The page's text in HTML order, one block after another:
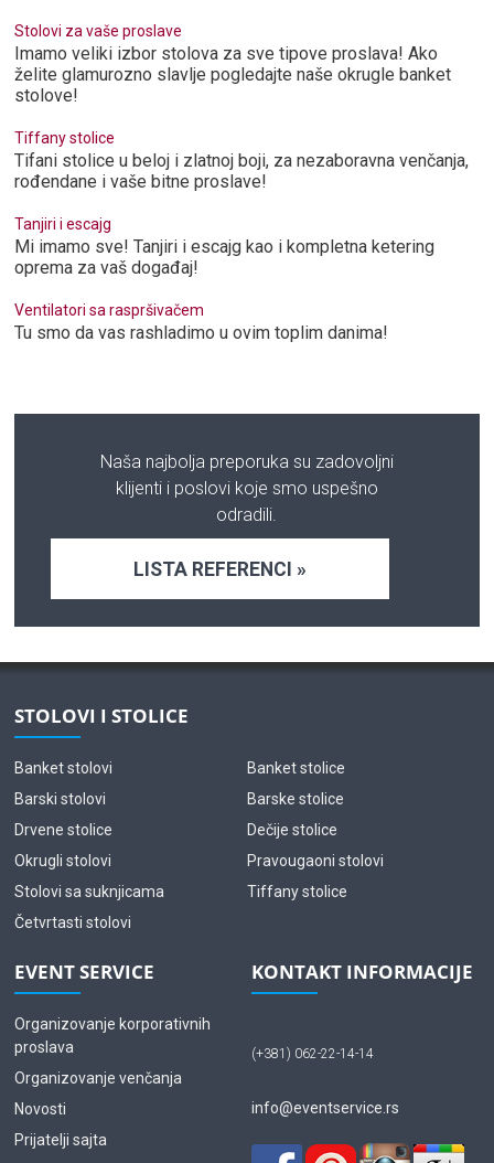
Stolovi za vaše proslave
Imamo veliki izbor stolova za sve tipove proslava! Ako
želite glamurozno slavlje pogledajte naše okrugle banket
stolove!
Tiffany stolice
Tifani stolice u beloj i zlatnoj boji, za nezaboravna venčanja,
rođendane i vaše bitne proslave!
Tanjiri i escajg
Mi imamo sve! Tanjiri i escajg kao i kompletna ketering
oprema za vaš događaj!
Ventilatori sa raspršivačem
Tu smo da vas rashladimo u ovim toplim danima!
Naša najbolja preporuka su zadovoljni
klijenti i poslovi koje smo uspešno
odradili.
LISTA REFERENCI »
STOLOVI I STOLICE
Banket stolovi
Banket stolice
Barski stolovi
Barske stolice
Drvene stolice
Dečije stolice
Okrugli stolovi
Pravougaoni stolovi
Stolovi sa suknjicama
Tiffany stolice
Četvrtasti stolovi
EVENT SERVICE
Organizovanje korporativnih
proslava
Organizovanje venčanja
Novosti
Prijatelji sajta
KONTAKT INFORMACIJE
(+381) 062-22-14-14
info@eventservice.rs